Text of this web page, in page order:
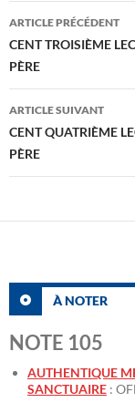
Navigation
des
articles
ARTICLE PRÉCÉDENT
CENT TROISIÈME
PÈRE
ARTICLE SUIVANT
CENT QUATRIÈME
PÈRE
À NOTER
NOTE 105
AUTHENTIQUE
SANCTUAIRE :